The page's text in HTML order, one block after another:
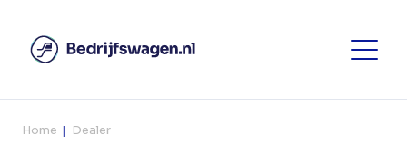
Home Dealer